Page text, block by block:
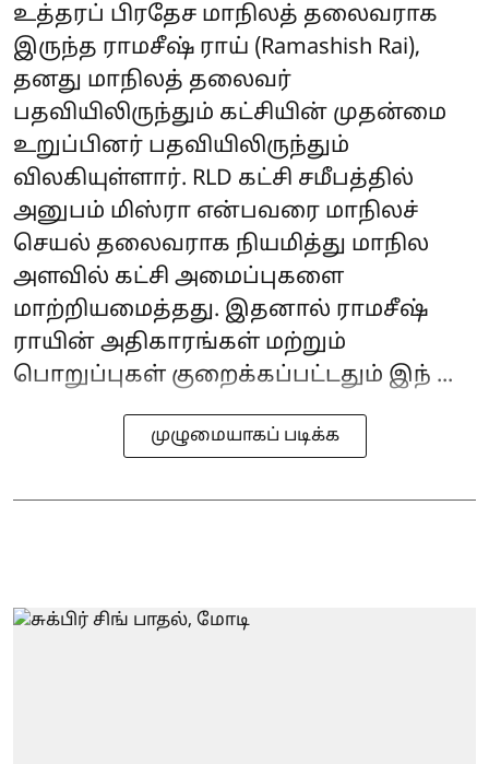
உத்தரப் பிரதேச மாநிலத் தலைவராக
இருந்த ராமசீஷ் ராய் (Ramashish Rai),
தனது மாநிலத் தலைவர்
பதவியிலிருந்தும் கட்சியின் முதன்மை
உறுப்பினர் பதவியிலிருந்தும்
விலகியுள்ளார். RLD கட்சி சமீபத்தில்
அனுபம் மிஸ்ரா என்பவரை மாநிலச்
செயல் தலைவராக நியமித்து மாநில
அளவில் கட்சி அமைப்புகளை
மாற்றியமைத்தது. இதனால் ராமசீஷ்
ராயின் அதிகாரங்கள் மற்றும்
பொறுப்புகள் குறைக்கப்பட்டதும் இந் ...
முழுமையாகப் படிக்க